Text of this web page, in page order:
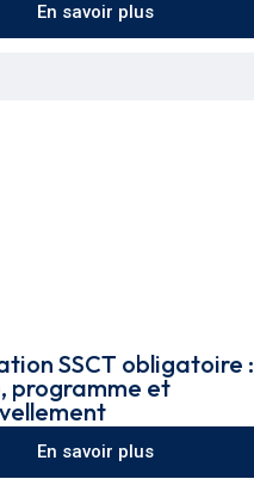
En savoir plus
SSCT obligatoire :
programme et
En savoir plus